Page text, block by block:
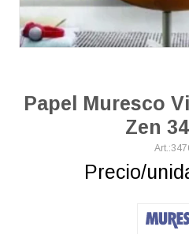
Papel Muresco
Zen
Precio/